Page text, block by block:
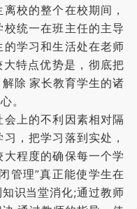
校的整个在校期间，
统一在班主任的主导
学习和生活处在老师
特点优势是，彻底把
除 家长教育学生的诸
。
上的不利因素相对隔
，把学习落到实处，
程度的确保每一个学
管理”真正能使学生在
识当堂消化;通过教师